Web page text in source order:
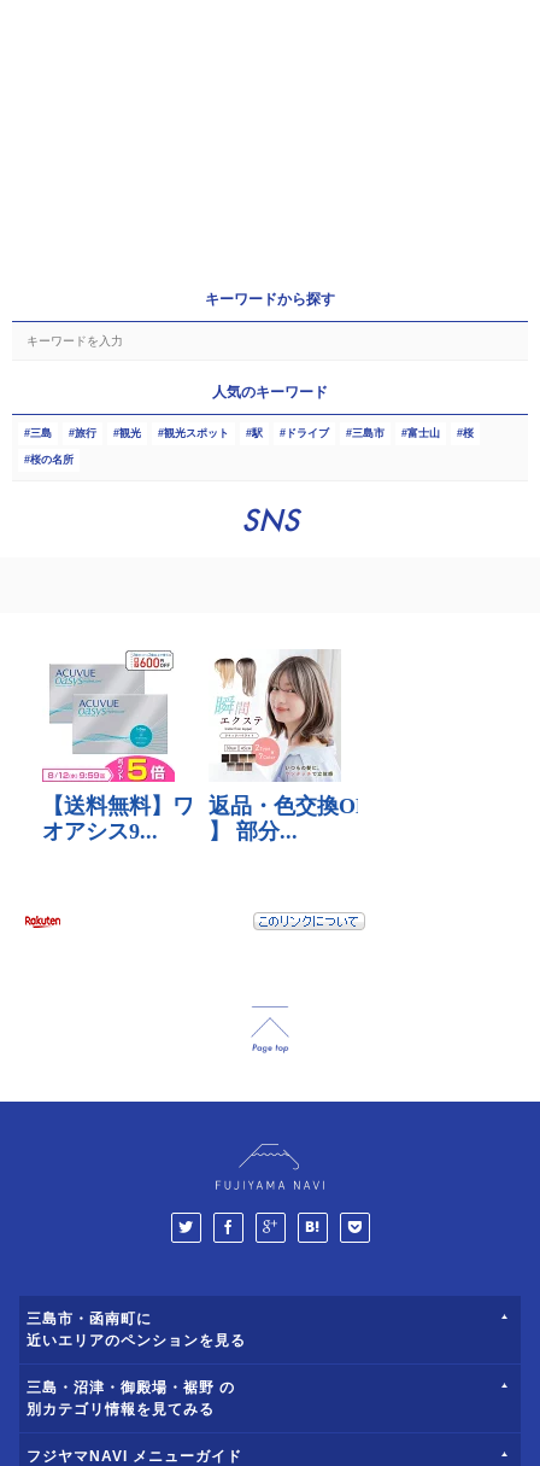
キーワードから探す
人気のキーワード
三島 旅行 観光 観光スポット 駅 ドライブ 三島市 富士山 桜
桜の名所
SNS
三島市・函南町に
近いエリアのペンションを見る
三島・沼津・御殿場・裾野 の
別カテゴリ情報を見てみる
フジヤマNAVI メニューガイド